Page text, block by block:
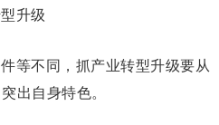
升级
等不同，抓产业转型升级要从
出自身特色。